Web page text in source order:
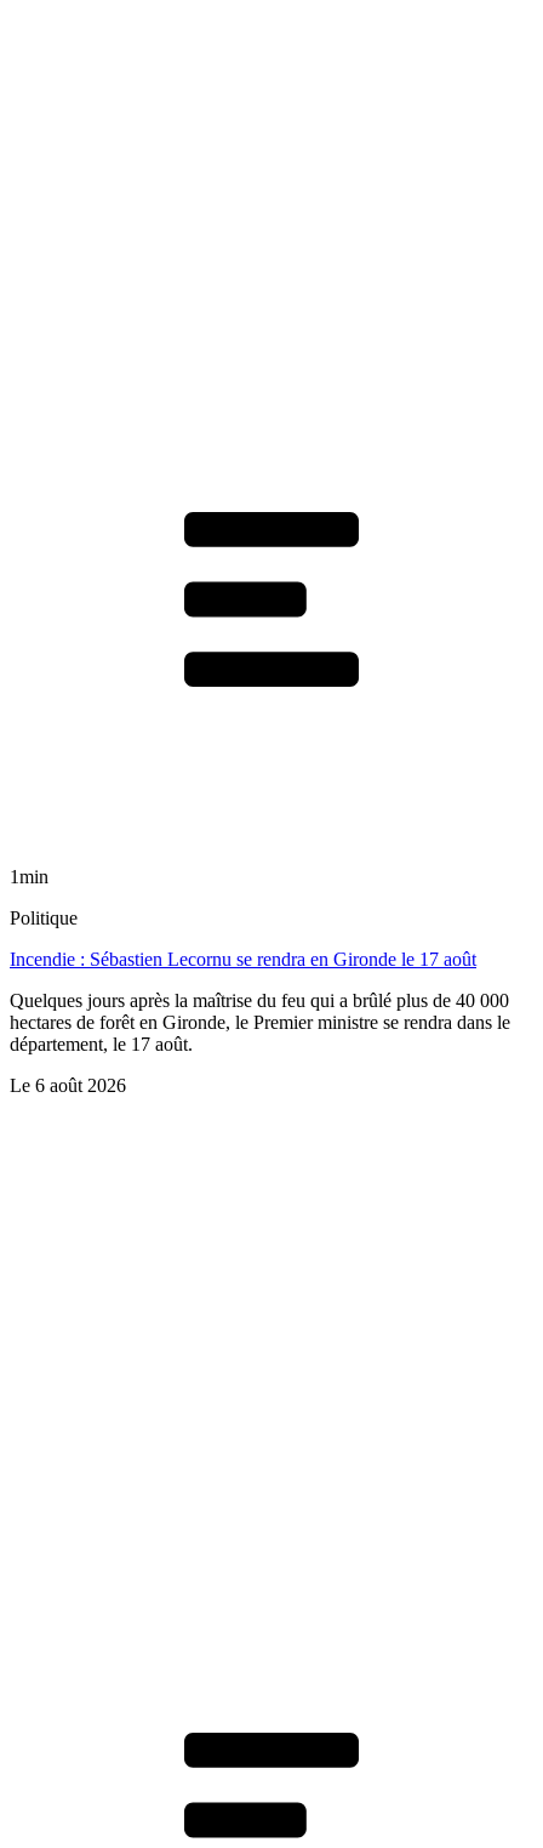
1min
Politique
Incendie : Sébastien Lecornu se rendra en Gironde le 17 août
Quelques jours après la maîtrise du feu qui a brûlé plus de 40 000
hectares de forêt en Gironde, le Premier ministre se rendra dans le
département, le 17 août.
Le 6 août 2026